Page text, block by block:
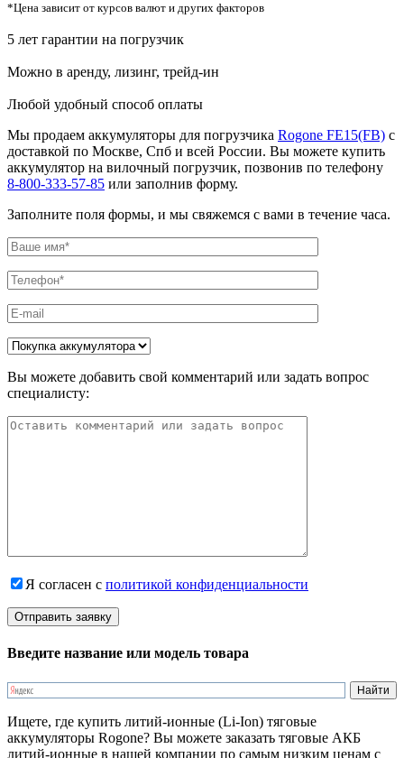
*Цена зависит от курсов валют и других факторов
5 лет гарантии на погрузчик
Можно в аренду, лизинг, трейд-ин
Любой удобный способ оплаты
Мы продаем аккумуляторы для погрузчика Rogone FE15(FB) с
доставкой по Москве, Спб и всей России. Вы можете купить
аккумулятор на вилочный погрузчик, позвонив по телефону
8-800-333-57-85 или заполнив форму.
Заполните поля формы, и мы свяжемся с вами в течение часа.
Вы можете добавить свой комментарий или задать вопрос
специалисту:
Я согласен с политикой конфиденциальности
Введите название или модель товара
Ищете, где купить литий-ионные (Li-Ion) тяговые
аккумуляторы Rogone? Вы можете заказать тяговые АКБ
литий-ионные в нашей компании по самым низким ценам с